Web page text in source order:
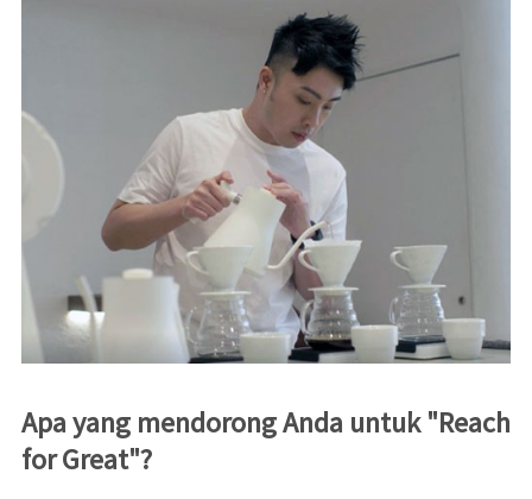
Apa yang mendorong Anda untuk "Reach
for Great"?